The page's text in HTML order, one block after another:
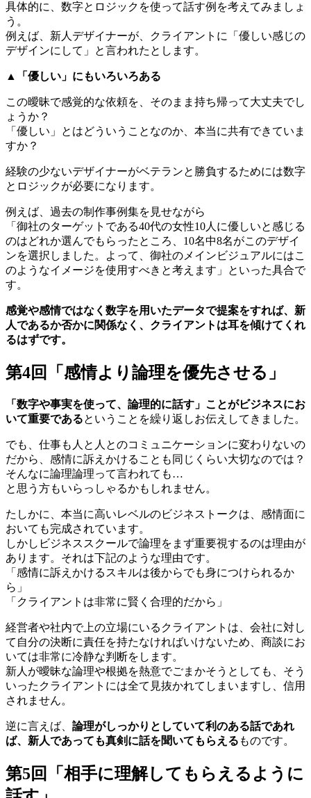
具体的に、数字とロジックを使って話す例を考えてみましょ
う。
例えば、新人デザイナーが、クライアントに「優しい感じの
デザインにして」と言われたとします。
▲「優しい」にもいろいろある
この曖昧で感覚的な依頼を、そのまま持ち帰って大丈夫でし
ょうか？
「優しい」とはどういうことなのか、本当に共有できていま
すか？
経験の少ないデザイナーがベテランと勝負するためには数字
とロジックが必要になります。
例えば、過去の制作事例集を見せながら
「御社のターゲットである40代の女性10人に優しいと感じる
のはどれか選んでもらったところ、10名中8名がこのデザイ
ンを選択しました。よって、御社のメインビジュアルにはこ
のようなイメージを使用すべきと考えます」といった具合で
す。
感覚や感情ではなく数字を用いたデータで提案をすれば、新
人であるか否かに関係なく、クライアントは耳を傾けてくれ
るはずです。
第4回「感情より論理を優先させる」
「数字や事実を使って、論理的に話す」ことがビジネスにお
いて重要であるということを繰り返しお伝えしてきました。
でも、仕事も人と人とのコミュニケーションに変わりないの
だから、感情に訴えかけることも同じくらい大切なのでは？
そんなに論理論理って言われても…
と思う方もいらっしゃるかもしれません。
たしかに、本当に高いレベルのビジネストークは、感情面に
おいても完成されています。
しかしビジネススクールで論理をまず重要視するのは理由が
あります。それは下記のような理由です。
「感情に訴えかけるスキルは後からでも身につけられるか
ら」
「クライアントは非常に賢く合理的だから」
経営者や社内で上の立場にいるクライアントは、会社に対し
て自分の決断に責任を持たなければいけないため、商談にお
いては非常に冷静な判断をします。
新人が曖昧な論理や根拠を熱意でごまかそうとしても、そう
いったクライアントには全て見抜かれてしまいますし、信用
されません。
逆に言えば、 論理がしっかりとしていて利のある話であれ
ば、新人であっても真剣に話を聞いてもらえる ものです。
第5回「相手に理解してもらえるように